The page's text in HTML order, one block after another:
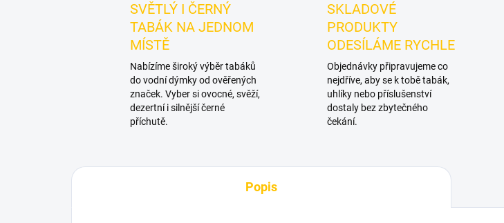
SVĚTLÝ I ČERNÝ
TABÁK NA JEDNOM
MÍSTĚ
Nabízíme široký výběr tabáků
do vodní dýmky od ověřených
značek. Vyber si ovocné, svěží,
dezertní i silnější černé
příchutě.
SKLADOVÉ
PRODUKTY
ODESÍLÁME RYCHLE
Objednávky připravujeme co
nejdříve, aby se k tobě tabák,
uhlíky nebo příslušenství
dostaly bez zbytečného
čekání.
Popis